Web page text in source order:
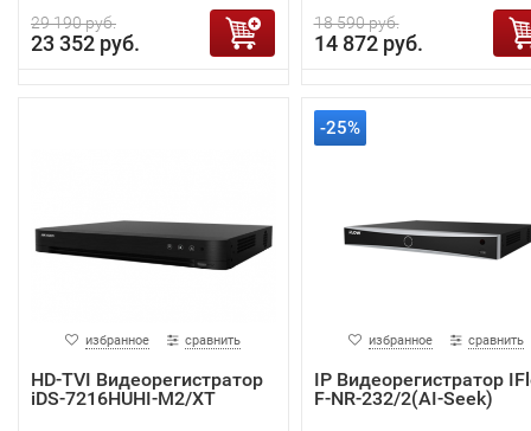
29 190 руб.
23 352 руб.
18 590 руб.
14 872 руб.
избранное сравнить
HD-TVI Видеорегистратор
iDS-7216HUHI-M2/XT
-25%
избранное сравнить
IP Видеорегистратор
F-NR-232/2(AI-Seek)